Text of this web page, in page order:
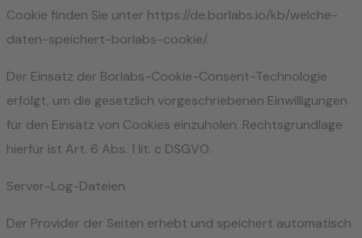
Cookie finden Sie unter https://de.borlabs.io/kb/welche-
daten-speichert-borlabs-cookie/.
Der Einsatz der Borlabs-Cookie-Consent-Technologie
erfolgt, um die gesetzlich vorgeschriebenen Einwilligungen
für den Einsatz von Cookies einzuholen. Rechtsgrundlage
hierfür ist Art. 6 Abs. 1 lit. c DSGVO.
Server-Log-Dateien
Der Provider der Seiten erhebt und speichert automatisch